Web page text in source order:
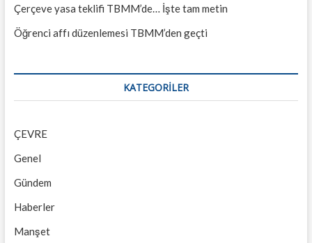
Çerçeve yasa teklifi TBMM’de… İşte tam metin
Öğrenci affı düzenlemesi TBMM’den geçti
KATEGORILER
ÇEVRE
Genel
Gündem
Haberler
Manşet